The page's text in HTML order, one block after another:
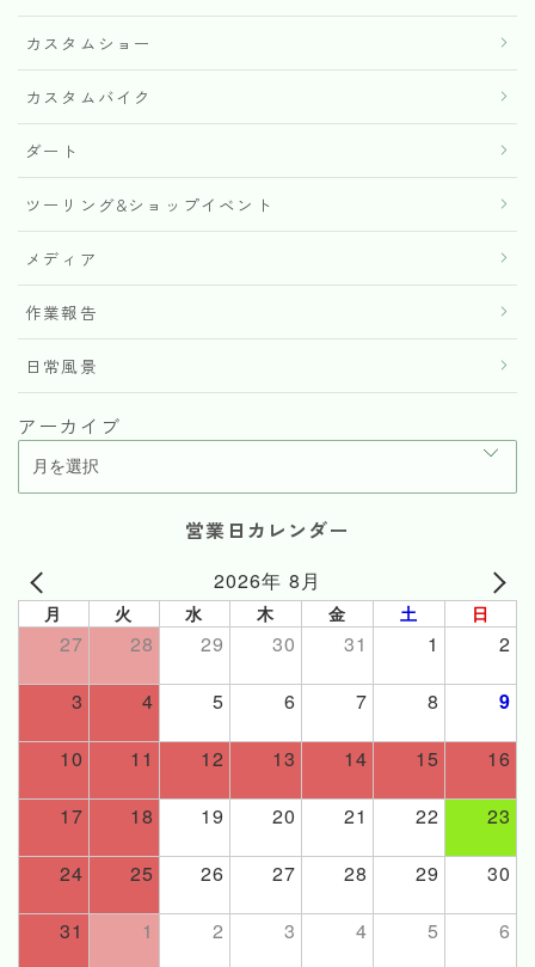
カスタムショー
カスタムバイク
ダート
ツーリング&ショップイベント
メディア
作業報告
日常風景
アーカイブ
営業日カレンダー
2026年 8月
月 火 水 木 金 土 日
27 28 29 30 31 1 2
3 4 5 6 7 8 9
10 11 12 13 14 15 16
17 18 19 20 21 22 23
24 25 26 27 28 29 30
31 1 2 3 4 5 6